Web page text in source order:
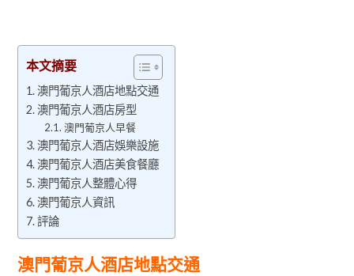
本文摘要
澳門葡京人酒店地點交通
澳門葡京人酒店房型
澳門葡京人早餐
澳門葡京人酒店娛樂設施
澳門葡京人酒店美食餐廳
澳門葡京人整體心得
澳門葡京人資訊
評論
澳門葡京人酒店地點交通